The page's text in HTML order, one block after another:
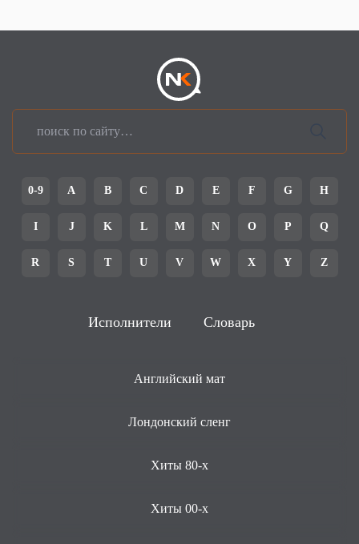
0-9 A B C D E F G H
I J K L M N O P Q
R S T U V W X Y Z
Исполнители Словарь
Английский мат
Лондонский сленг
Хиты 80-х
Хиты 00-х